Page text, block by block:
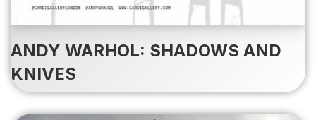
ANDY WARHOL: SHADOWS AND
KNIVES